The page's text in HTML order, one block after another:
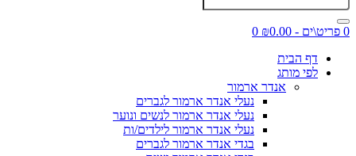
0 פריט\ים - ₪0.00
0
דף הבית
לפי מותג
אנדר ארמור
נעלי אנדר ארמור לגברים
נעלי אנדר ארמור לנשים ונוער
נעלי אנדר ארמור לילדים/ות
בגדי אנדר ארמור לגברים